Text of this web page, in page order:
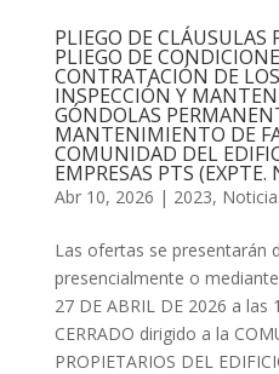
PLIEGO DE CLÁUSULAS
PLIEGO DE
CONTRATACIÓN DE
INSPECCIÓN Y
GÓNDOLAS
MANTENIMIENTO DE
COMUNIDAD DEL
EMPRESAS PTS (EXPTE.
Abr 10, 2026 | 2023,
Las ofertas se presentarán
presencialmente o
27 DE ABRIL DE 2026 a las
CERRADO dirigido a la
PROPIETARIOS DEL